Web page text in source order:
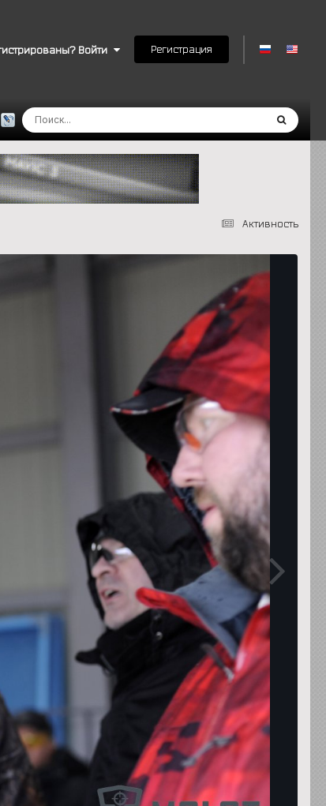
Войти Регистрация
Активность